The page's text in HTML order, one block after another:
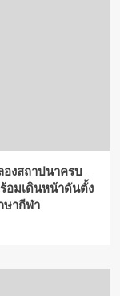
งสถาปนาครบ
อมเดินหน้าดันตั้ง
ษากีฬา